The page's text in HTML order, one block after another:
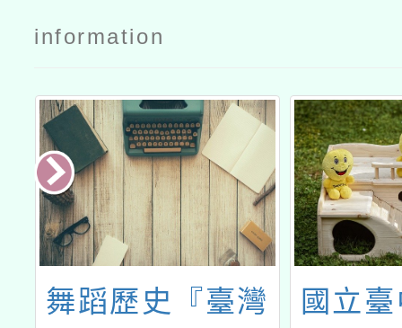
information
舞蹈歷史『臺灣
國立